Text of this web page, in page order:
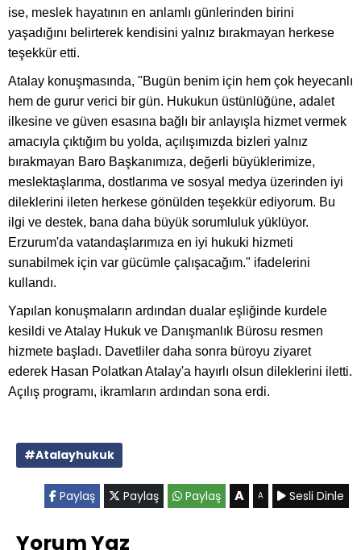
ise, meslek hayatının en anlamlı günlerinden birini
yaşadığını belirterek kendisini yalnız bırakmayan herkese
teşekkür etti.
Atalay konuşmasında, "Bugün benim için hem çok heyecanlı
hem de gurur verici bir gün. Hukukun üstünlüğüne, adalet
ilkesine ve güven esasına bağlı bir anlayışla hizmet vermek
amacıyla çıktığım bu yolda, açılışımızda bizleri yalnız
bırakmayan Baro Başkanımıza, değerli büyüklerimize,
meslektaşlarıma, dostlarıma ve sosyal medya üzerinden iyi
dileklerini ileten herkese gönülden teşekkür ediyorum. Bu
ilgi ve destek, bana daha büyük sorumluluk yüklüyor.
Erzurum'da vatandaşlarımıza en iyi hukuki hizmeti
sunabilmek için var gücümle çalışacağım." ifadelerini
kullandı.
Yapılan konuşmaların ardından dualar eşliğinde kurdele
kesildi ve Atalay Hukuk ve Danışmanlık Bürosu resmen
hizmete başladı. Davetliler daha sonra büroyu ziyaret
ederek Hasan Polatkan Atalay'a hayırlı olsun dileklerini iletti.
Açılış programı, ikramların ardından sona erdi.
#Atalayhukuk
Paylaş Paylaş Paylaş A A Sesli Dinle
Yorum Yaz